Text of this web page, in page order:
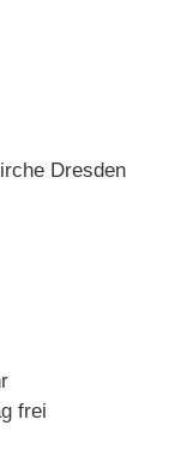
Dresden
frei